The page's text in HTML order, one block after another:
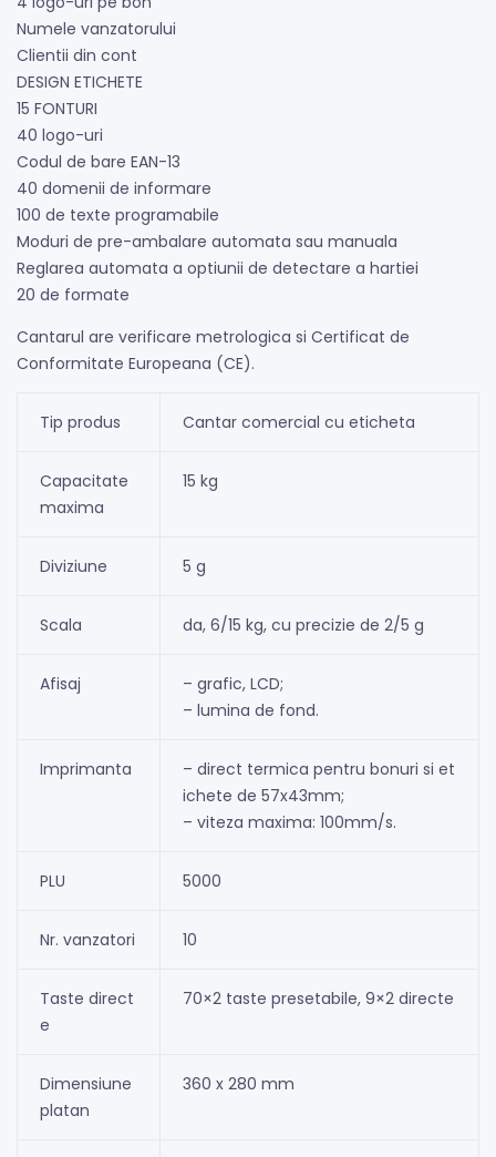
Numele vanzatorului
Clientii din cont
DESIGN ETICHETE
15 FONTURI
40 logo-uri
Codul de bare EAN-13
40 domenii de informare
100 de texte programabile
Moduri de pre-ambalare automata sau manuala
Reglarea automata a optiunii de detectare a hartiei
20 de formate
Cantarul are verificare metrologica si Certificat de
Conformitate Europeana (CE).
Tip produs Cantar comercial cu eticheta
Capacitate
maxima
15 kg
Diviziune 5 g
Scala da, 6/15 kg, cu precizie de 2/5 g
Afisaj
– grafic, LCD;
– lumina de fond.
Imprimanta
– direct termica pentru bonuri si et
ichete de 57x43mm;
– viteza maxima: 100mm/s.
PLU 5000
Nr. vanzatori 10
Taste direct
e
70×2 taste presetabile, 9×2 directe
Dimensiune
platan
360 x 280 mm